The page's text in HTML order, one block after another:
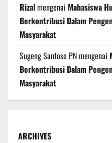
Rizalmengenai Mahasiswa
Berkontribusi Dalam
Masyarakat
Sugeng Santoso PNmengenai
Berkontribusi Dalam
Masyarakat
ARCHIVES